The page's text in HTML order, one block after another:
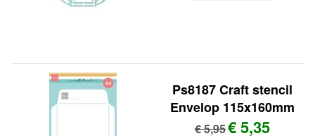
Ps8187 Craft stencil
Envelop 115x160mm
€ 5,95€ 5,35